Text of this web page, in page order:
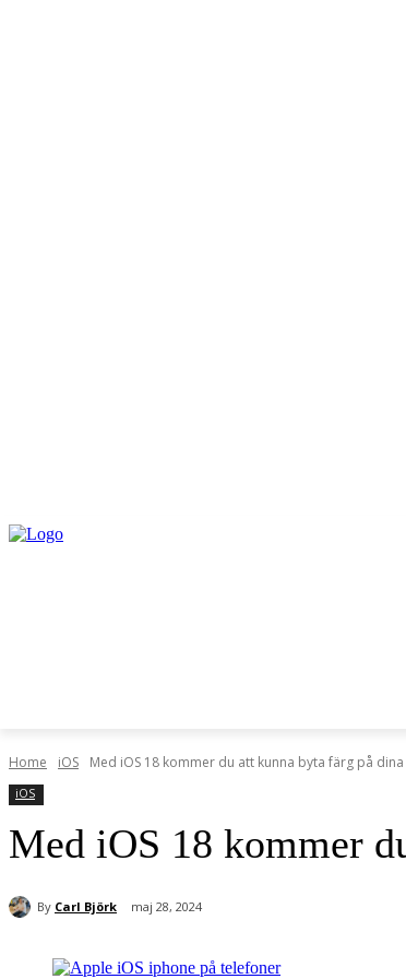
Home iOS Med iOS 18 kommer du att kunna byta färg på
iOS
Med iOS 18 kommer
By Carl Björk maj 28, 2024